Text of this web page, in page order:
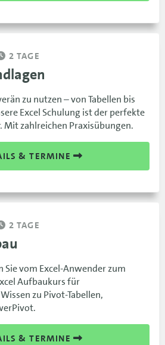
2 TAGE
zu nutzen – von Tabellen bis
Excel Schulung ist der perfekte
Mit zahlreichen Praxisübungen.
& TERMINE
2 TAGE
Sie vom Excel-Anwender zum
Aufbaukurs für
zu Pivot-Tabellen,
& TERMINE